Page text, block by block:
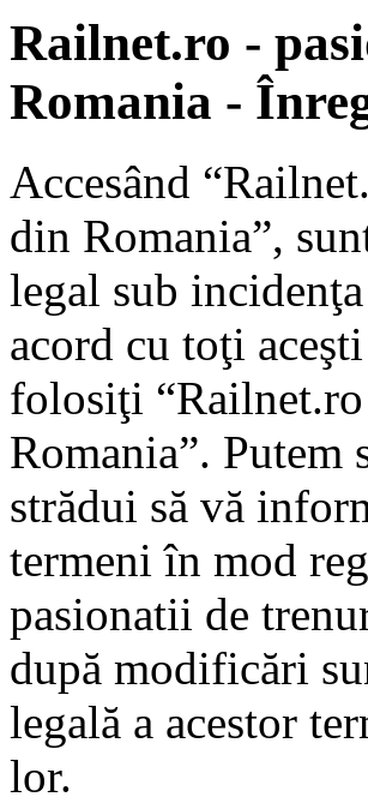
Railnet.ro -
Romania -
Accesând
din Romania”,
legal sub
acord cu toţi
folosiţi
Romania”. Putem
strădui să vă
termeni în mod
pasionatii de
după modificări
legală a acestor
lor.